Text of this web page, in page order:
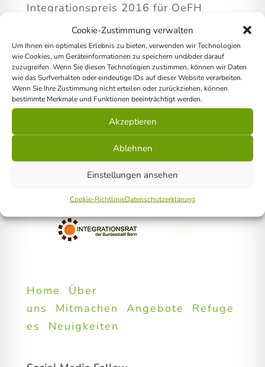
Cookie-Zustimmung verwalten
Um Ihnen ein optimales Erlebnis zu bieten, verwenden wir Technologien
wie Cookies, um Geräteinformationen zu speichern und/oder darauf
zuzugreifen. Wenn Sie diesen Technologien zustimmen, können wir Daten
wie das Surfverhalten oder eindeutige IDs auf dieser Website verarbeiten.
Wenn Sie Ihre Zustimmung nicht erteilen oder zurückziehen, können
bestimmte Merkmale und Funktionen beeinträchtigt werden.
Akzeptieren
Ablehnen
Einstellungen ansehen
Cookie-RichtlinieDatenschutzerklärung
Integrationspreis 2016 für OeFH
Home
Über
uns
Mitmachen Angebote
Refuge
es
Neuigkeiten